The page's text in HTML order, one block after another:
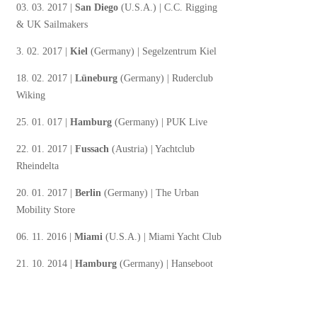
03. 03. 2017 | San Diego (U.S.A.) | C.C. Rigging
& UK Sailmakers
3. 02. 2017 | Kiel (Germany) | Segelzentrum Kiel
18. 02. 2017 | Lüneburg (Germany) | Ruderclub
Wiking
25. 01. 017 | Hamburg (Germany) | PUK Live
22. 01. 2017 | Fussach (Austria) | Yachtclub
Rheindelta
20. 01. 2017 | Berlin (Germany) | The Urban
Mobility Store
06. 11. 2016 | Miami (U.S.A.) | Miami Yacht Club
21. 10. 2014 | Hamburg (Germany) | Hanseboot